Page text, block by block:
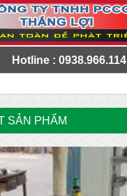
Hotline : 0938.966.114
SẢN PHẨM